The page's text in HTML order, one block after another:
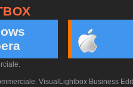
VisualLightbox Business